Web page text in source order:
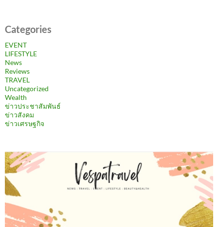
Categories
EVENT
LIFESTYLE
News
Reviews
TRAVEL
Uncategorized
Wealth
ข่าวประชาสัมพันธ์
ข่าวสังคม
ข่าวเศรษฐกิจ